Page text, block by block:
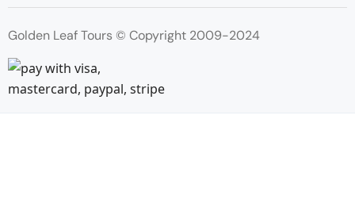
Golden Leaf Tours © Copyright 2009-2024